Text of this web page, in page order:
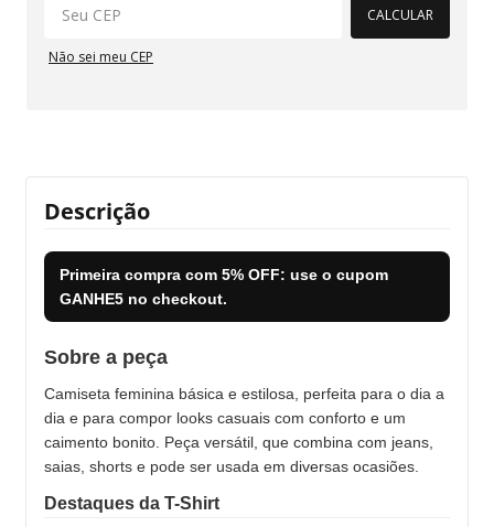
CALCULAR
Não sei meu CEP
Descrição
Primeira compra com 5% OFF: use o cupom
GANHE5 no checkout.
Sobre a peça
Camiseta feminina básica e estilosa, perfeita para o dia a
dia e para compor looks casuais com conforto e um
caimento bonito. Peça versátil, que combina com jeans,
saias, shorts e pode ser usada em diversas ocasiões.
Destaques da T-Shirt